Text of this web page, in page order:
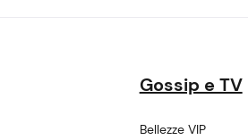
Gossip e TV
Bellezze VIP